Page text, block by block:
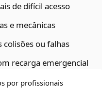
de difícil acesso
e mecânicas
colisões ou falhas
recarga emergencial
por profissionais